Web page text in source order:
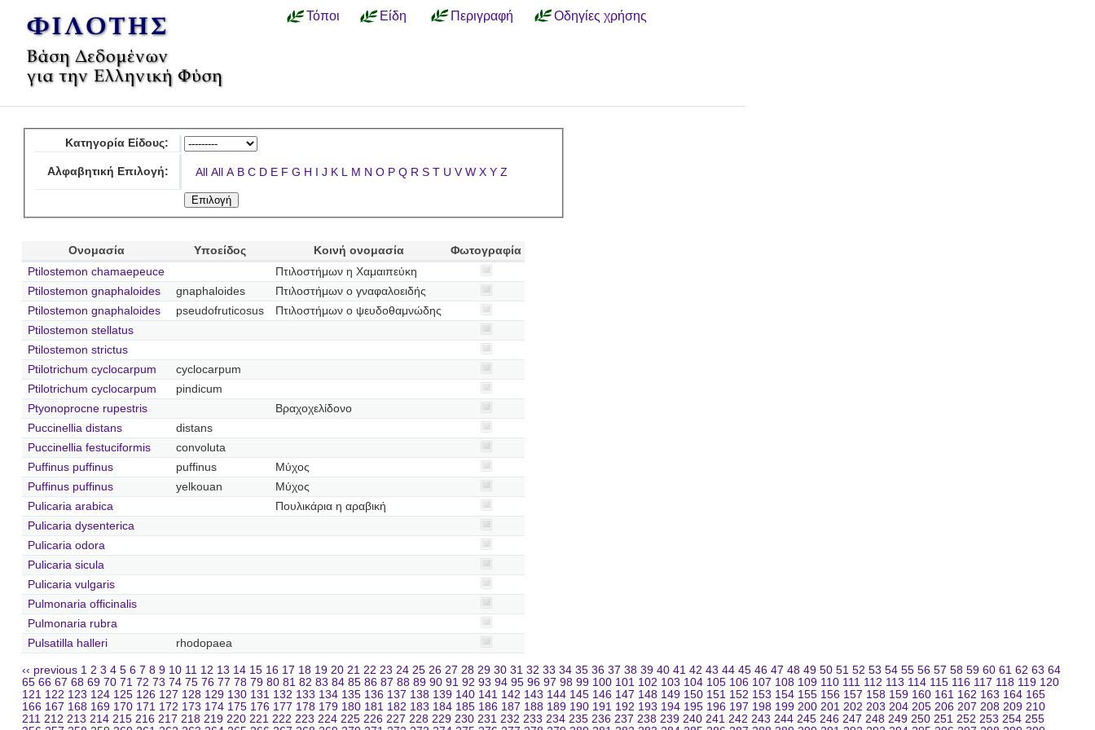
Τόποι Είδη Περιγραφή Οδηγίες χρήσης
Κατηγορία Είδους:
Αλφαβητική Επιλογή: All All A B C D E F G H I J K L M N O P Q R S T U V W X Y Z
Ονομασία Υποείδος Κοινή ονομασία
Φωτογραφία
Ptilostemon chamaepeuce
Πτιλοστήμων η Χαμαιπεύκη
Ptilostemon gnaphaloides
gnaphaloides
Πτιλοστήμων ο γναφαλοειδής
Ptilostemon gnaphaloides
pseudofruticosus
Πτιλοστήμων ο ψευδοθαμνώδης
Ptilostemon stellatus
Ptilostemon strictus
Ptilotrichum cyclocarpum
cyclocarpum
Ptilotrichum cyclocarpum
pindicum
Ptyonoprocne rupestris
Βραχοχελίδονο
Puccinellia distans
distans
Puccinellia festuciformis
convoluta
Puffinus puffinus
puffinus
Μύχος
Puffinus puffinus
yelkouan
Μύχος
Pulicaria arabica
Πουλικάρια η αραβική
Pulicaria dysenterica
Pulicaria odora
Pulicaria sicula
Pulicaria vulgaris
Pulmonaria officinalis
Pulmonaria rubra
Pulsatilla halleri
rhodopaea
‹‹ previous 1 2 3 4 5 6 7 8 9 10 11 12 13 14 15 16 17 18 19 20 21 22 23 24 25 26 27 28 29 30 31 32 33 34 35 36 37 38 39 40 41 42 43 44 45 46 47 48 49 50 51 52 53 54 55 56 57 58 59 60 61 62 63 64
65 66 67 68 69 70 71 72 73 74 75 76 77 78 79 80 81 82 83 84 85 86 87 88 89 90 91 92 93 94 95 96 97 98 99 100 101 102 103 104 105 106 107 108 109 110 111 112 113 114 115 116 117 118 119 120
121 122 123 124 125 126 127 128 129 130 131 132 133 134 135 136 137 138 139 140 141 142 143 144 145 146 147 148 149 150 151 152 153 154 155 156 157 158 159 160 161 162 163 164 165
166 167 168 169 170 171 172 173 174 175 176 177 178 179 180 181 182 183 184 185 186 187 188 189 190 191 192 193 194 195 196 197 198 199 200 201 202 203 204 205 206 207 208 209 210
211 212 213 214 215 216 217 218 219 220 221 222 223 224 225 226 227 228 229 230 231 232 233 234 235 236 237 238 239 240 241 242 243 244 245 246 247 248 249 250 251 252 253 254 255